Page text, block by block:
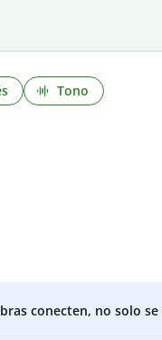
Tono
conecten, no solo